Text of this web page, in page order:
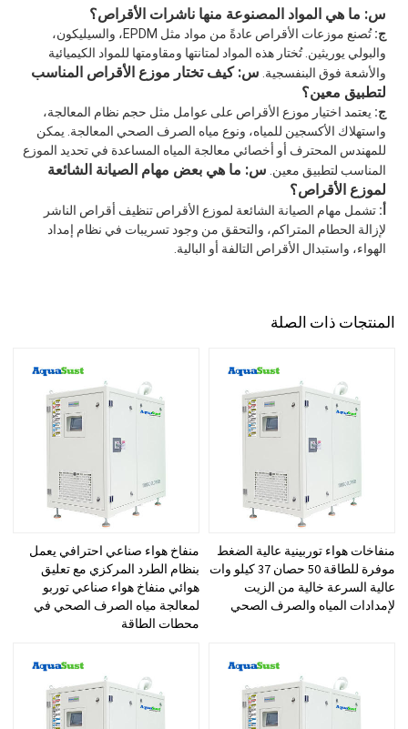
س: ما هي المواد المصنوعة منها ناشرات الأقراص؟
ج:
تُصنع موزعات الأقراص عادةً من مواد مثل EPDM، والسيليكون،
والبولي يوريثين. تُختار هذه المواد لمتانتها ومقاومتها للمواد الكيميائية
والأشعة فوق البنفسجية. س: كيف تختار موزع الأقراص المناسب
لتطبيق معين؟
ج: يعتمد اختيار موزع الأقراص على عوامل مثل حجم نظام المعالجة،
واستهلاك الأكسجين للمياه، ونوع مياه الصرف الصحي المعالجة. يمكن
للمهندس المحترف أو أخصائي معالجة المياه المساعدة في تحديد الموزع
المناسب لتطبيق معين. س: ما هي بعض مهام الصيانة الشائعة
لموزع الأقراص؟
أ:تشمل مهام الصيانة الشائعة لموزع الأقراص تنظيف أقراص الناشر
لإزالة الحطام المتراكم، والتحقق من وجود تسريبات في نظام إمداد
الهواء، واستبدال الأقراص التالفة أو البالية.
المنتجات ذات الصلة
منفاخات هواء توربينية عالية الضغط
موفرة للطاقة 50 حصان 37 كيلو وات
عالية السرعة خالية من الزيت
لإمدادات المياه والصرف الصحي
منفاخ هواء صناعي احترافي يعمل
بنظام الطرد المركزي مع تعليق
هوائي منفاخ هواء صناعي توربو
لمعالجة مياه الصرف الصحي في
محطات الطاقة